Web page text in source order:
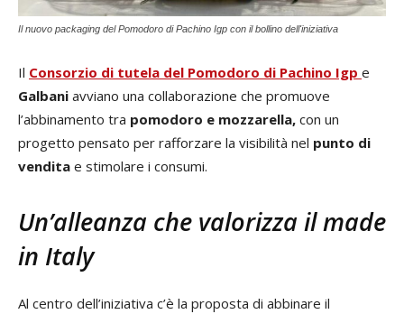
Il nuovo packaging del Pomodoro di Pachino Igp con il bollino dell'iniziativa
Il Consorzio di tutela del Pomodoro di Pachino Igp e
Galbani avviano una collaborazione che promuove
l’abbinamento tra pomodoro e mozzarella, con un
progetto pensato per rafforzare la visibilità nel punto di
vendita e stimolare i consumi.
Un’alleanza che valorizza il made
in Italy
Al centro dell’iniziativa c’è la proposta di abbinare il